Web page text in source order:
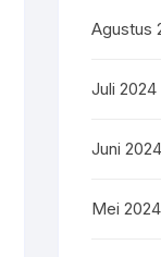
Agustus
Juli 2024
Juni 2024
Mei 2024